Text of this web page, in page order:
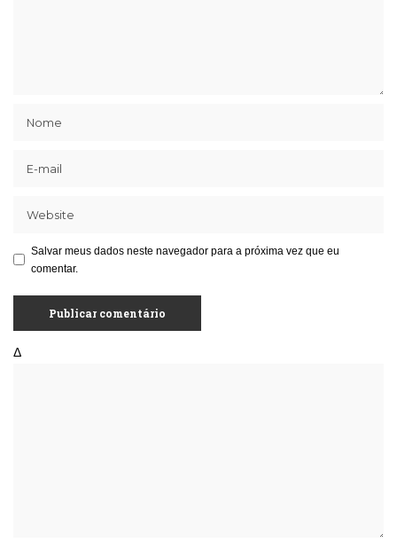
Salvar meus dados neste navegador para a próxima vez que eu
comentar.
Δ